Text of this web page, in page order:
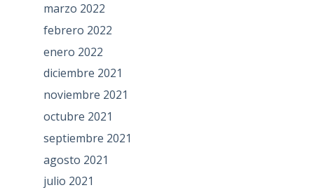
marzo 2022
febrero 2022
enero 2022
diciembre 2021
noviembre 2021
octubre 2021
septiembre 2021
agosto 2021
julio 2021